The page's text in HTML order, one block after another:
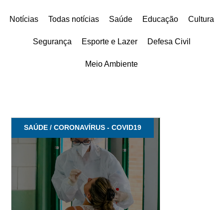
Notícias Todas notícias Saúde Educação Cultura
Segurança Esporte e Lazer Defesa Civil
Meio Ambiente
SAÚDE / CORONAVÍRUS - COVID19